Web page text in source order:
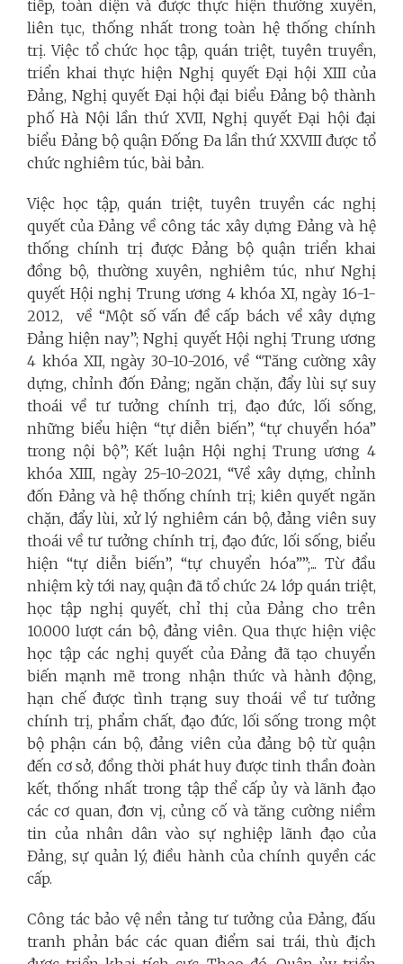
tiếp, toàn diện và được thực hiện thường xuyên,
liên tục, thống nhất trong toàn hệ thống chính
trị. Việc tổ chức học tập, quán triệt, tuyên truyền,
triển khai thực hiện Nghị quyết Đại hội XIII của
Đảng, Nghị quyết Đại hội đại biểu Đảng bộ thành
phố Hà Nội lần thứ XVII, Nghị quyết Đại hội đại
biểu Đảng bộ quận Đống Đa lần thứ XXVIII được tổ
chức nghiêm túc, bài bản.
Việc học tập, quán triệt, tuyên truyền các nghị
quyết của Đảng về công tác xây dựng Đảng và hệ
thống chính trị được Đảng bộ quận triển khai
đồng bộ, thường xuyên, nghiêm túc, như Nghị
quyết Hội nghị Trung ương 4 khóa XI, ngày 16-1-
2012, về “Một số vấn đề cấp bách về xây dựng
Đảng hiện nay”; Nghị quyết Hội nghị Trung ương
4 khóa XII, ngày 30-10-2016, về “Tăng cường xây
dựng, chỉnh đốn Đảng; ngăn chặn, đẩy lùi sự suy
thoái về tư tưởng chính trị, đạo đức, lối sống,
những biểu hiện “tự diễn biến”, “tự chuyển hóa”
trong nội bộ”; Kết luận Hội nghị Trung ương 4
khóa XIII, ngày 25-10-2021, “Về xây dựng, chỉnh
đốn Đảng và hệ thống chính trị; kiên quyết ngăn
chặn, đẩy lùi, xử lý nghiêm cán bộ, đảng viên suy
thoái về tư tưởng chính trị, đạo đức, lối sống, biểu
hiện “tự diễn biến”, “tự chuyển hóa””;... Từ đầu
nhiệm kỳ tới nay, quận đã tổ chức 24 lớp quán triệt,
học tập nghị quyết, chỉ thị của Đảng cho trên
10.000 lượt cán bộ, đảng viên. Qua thực hiện việc
học tập các nghị quyết của Đảng đã tạo chuyển
biến mạnh mẽ trong nhận thức và hành động,
hạn chế được tình trạng suy thoái về tư tưởng
chính trị, phẩm chất, đạo đức, lối sống trong một
bộ phận cán bộ, đảng viên của đảng bộ từ quận
đến cơ sở, đồng thời phát huy được tinh thần đoàn
kết, thống nhất trong tập thể cấp ủy và lãnh đạo
các cơ quan, đơn vị, củng cố và tăng cường niềm
tin của nhân dân vào sự nghiệp lãnh đạo của
Đảng, sự quản lý, điều hành của chính quyền các
cấp.
Công tác bảo vệ nền tảng tư tưởng của Đảng, đấu
tranh phản bác các quan điểm sai trái, thù địch